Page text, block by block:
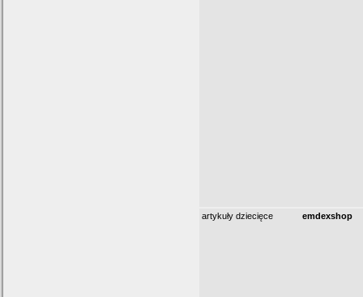
artykuły dziecięce emdexshop